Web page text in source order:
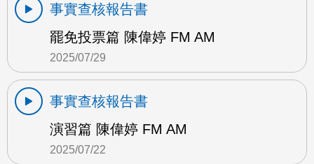
事實查核報告書
罷免投票篇 陳偉婷 FM AM
2025/07/29
事實查核報告書
演習篇 陳偉婷 FM AM
2025/07/22